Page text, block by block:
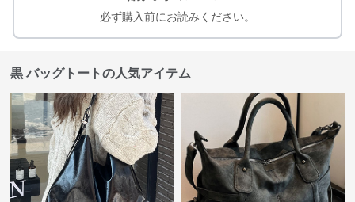
必ず購入前にお読みください。
黒 バッグトートの人気アイテム